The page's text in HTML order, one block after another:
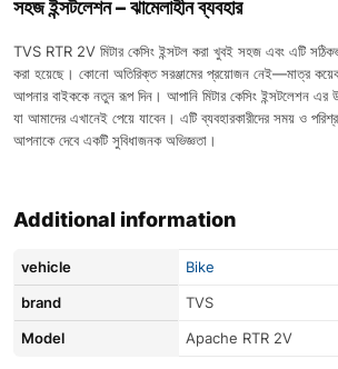
সহজ ইন্সটলেশন – ঝামেলাহীন ব্যবহার
TVS RTR 2V মিটার কেসিং ইন্সটল করা খুবই সহজ এবং এটি
করা হয়েছে। কোনো অতিরিক্ত সরঞ্জামের প্রয়োজন নেই—মাত্র
আপনার বাইককে নতুন রূপ দিন। আপানি মিটার কেসিং ইন্সটলেশন এর
যা আমাদের এখানেই পেয়ে যাবেন। এটি ব্যবহারকারীদের সময় ও
আপনাকে দেবে একটি সুবিধাজনক অভিজ্ঞতা।
Additional information
vehicle
Bike
brand
TVS
Model
Apache RTR 2V